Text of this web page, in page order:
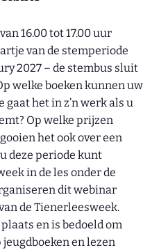
16.00 tot 17.00 uur
van de stemperiode
2027 – de stembus sluit
welke boeken kunnen uw
het in z’n werk als u
Op welke prijzen
het ook over een
deze periode kunt
in de les onder de
dit webinar
de Tienerleesweek.
en is bedoeld om
en lezen